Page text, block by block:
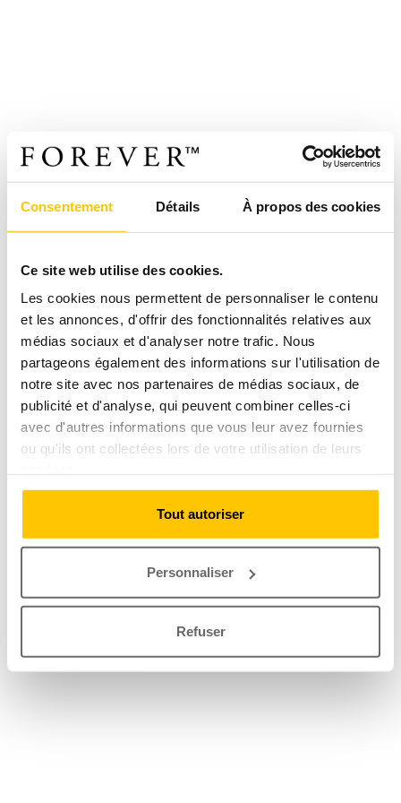
Consentement Détails À propos des cookies
Ce site web utilise des cookies.
Les cookies nous permettent de personnaliser le contenu
et les annonces, d'offrir des fonctionnalités relatives aux
médias sociaux et d'analyser notre trafic. Nous
partageons également des informations sur l'utilisation de
notre site avec nos partenaires de médias sociaux, de
publicité et d'analyse, qui peuvent combiner celles-ci
avec d'autres informations que vous leur avez fournies
ou qu'ils ont collectées lors de votre utilisation de leurs
Tout autoriser
Personnaliser
Refuser